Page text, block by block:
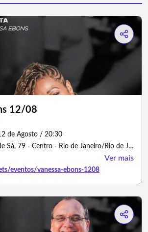
12/08
de Agosto / 20:30
Avenida Mem de Sá, 79 - Centro - Rio de Janeiro/Rio de Janeiro
Ver mais
eventos/vanessa-ebons-1208